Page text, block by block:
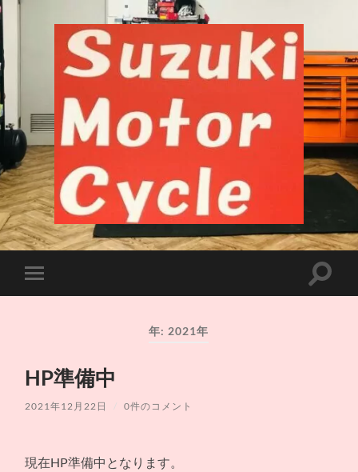
千
葉
市
長
バ
イ
ス
モ
バ
ー
を
切
り
検
年: 2021年
HP準備中
2021年12月22日 / 0件のコメント
現在HP準備中となります。